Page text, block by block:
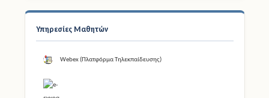
Υπηρεσίες Μαθητών
Webex (Πλατφόρμα Τηλεκπαίδευσης)